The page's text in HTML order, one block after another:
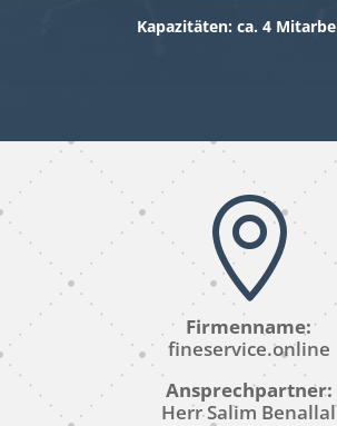
Kapazitäten: ca. 4

Firmenname:
fineservice.online
Ansprechpartner:
Herr Salim Benallal